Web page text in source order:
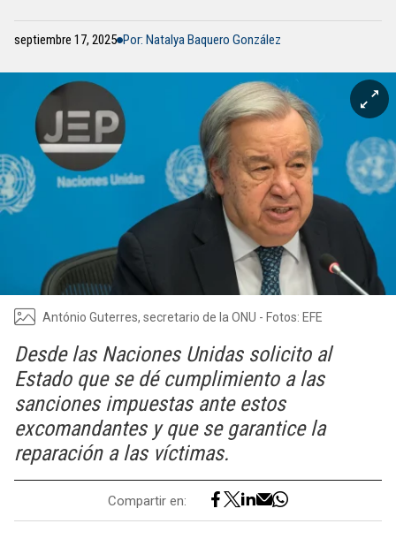
septiembre 17, 2025 Por: Natalya Baquero González
António Guterres, secretario de la ONU - Fotos: EFE
Desde las Naciones Unidas solicito al
Estado que se dé cumplimiento a las
sanciones impuestas ante estos
excomandantes y que se garantice la
reparación a las víctimas.
Compartir en: